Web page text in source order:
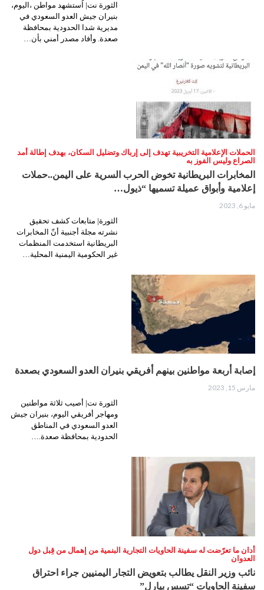
الثورة نت| اُستشهد مواطن ،اليوم،
بنيران جيش العدو السعودي في
مديرية شدا الحدودية بمحافظة
صعدة. وأفاد مصدر أمني بأن…
الحملات الإعلامية التخريبية تهدف إلى إرباك وتضليل السكان، بهدف إطالة أمد
الصراع وليس الفوز به
المخابرات البريطانية تخوض الحرب السرية على اليمن..حملات
إعلامية وأبواق عميلة تسميها “ذيول…
مايو 6, 2023
الثورة| متابعات كشف تحقيق
نشرته مجلة أجنبية أنّ المخابرات
البريطانية استخدمت المنظمات
غير الحكومية اليمنية المحلية…
إصابة أربعة مواطنين بينهم أفريقي بنيران العدو السعودي بصعدة
مارس 15, 2023
الثورة نت| أصيب ثلاثة مواطنين
ومهاجر أفريقي اليوم، بنيران جيش
العدو السعودي في المناطق
الحدودية بمحافظة صعدة.…
أدان ما تعرّضت له سفينة الحاويات التجارية البنمية من إهمال من قِبل دول
العدوان
نائب وزير النقل يطالب بتعويض التجار اليمنيين جراء احتراق
سفينة الحاويات “تسس بيارل”